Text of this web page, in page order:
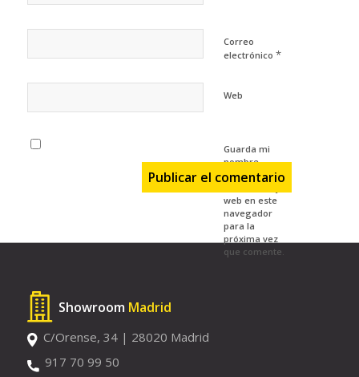
Correo
electrónico *
Web
Guarda mi
nombre,
correo
web en este
navegador
para la
próxima vez
que comente.
Showroom Madrid
C/Orense, 34 | 28020 Madrid
917 70 99 50